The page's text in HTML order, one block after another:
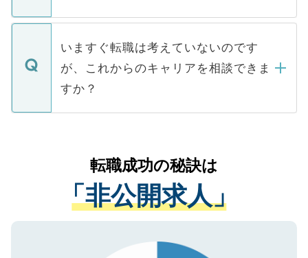
関を公にしてしまうと、応募が殺到する場
に、医療機関が求める条件に合った人材の
みを人材紹介会社に依頼するケースが増え
ています。
定を承諾する必要はありません。内定先へ
の辞退の連絡はキャリアパートナーが行い
個人情報が漏えいすることはありませんの
で、ご安心ください。当サイトからの登録
などで収集したご登録者様の個人情報は、
ご本人のキャリアアップおよび転職活動の
支援を目的に使用いたします。お預かりし
ているすべての個人データはご本人の許可
は、個人情報の取り扱いについての厳密な
管理基準を満たした事業者のみに付与され
る、プライバシーマークを取得済みです。
で、機密保持に関してもご安心ください。
いますぐ転職は考えていないのです
が、これからのキャリアを相談できま
すか？
かがいして、現在の医療機関の状況や紹介
経験をまじえながら、適切なアドバイスを
させていただきます。すぐにご転職をされ
ない方には、長期的なサポートが可能です
ので、まずはご登録ください。
転職成功の秘訣は
「非公開求人」